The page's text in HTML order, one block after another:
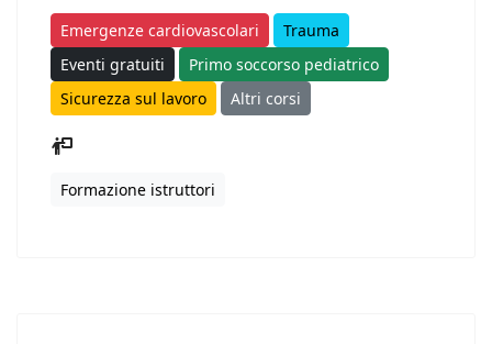
Emergenze cardiovascolari
Trauma
Eventi gratuiti
Primo soccorso pediatrico
Sicurezza sul lavoro
Altri corsi
Formazione istruttori